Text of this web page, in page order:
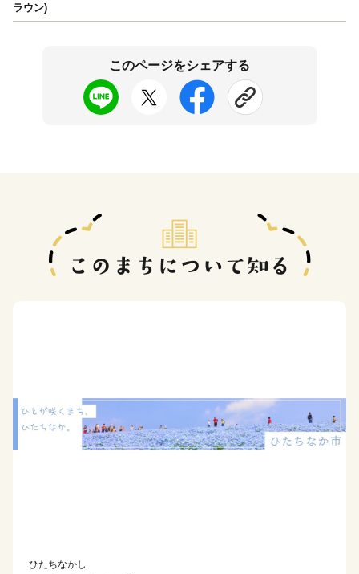
ラウン)
このページをシェアする
ひたちなかし